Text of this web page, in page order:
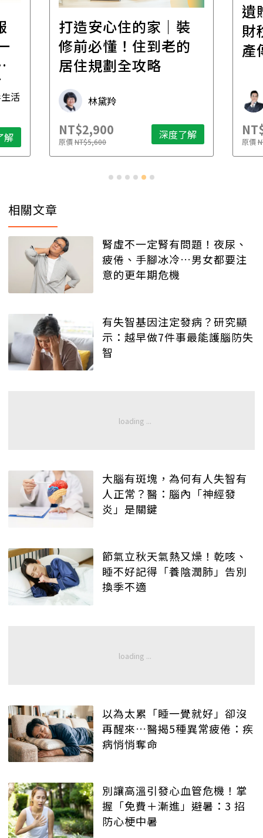
活
解
打造安心住的家｜裝
修前必懂！住到老的
居住規劃全攻略
林黛羚
NT$2,900
原價NT$5,600 深度了解
遺
財
產
原價
相關文章
腎虛不一定腎有問題！夜尿、
疲倦、手腳冰冷…男女都要注
意的更年期危機
有失智基因注定發病？研究顯
示：越早做7件事最能護腦防失
智
大腦有斑塊，為何有人失智有
人正常？醫：腦內「神經發
炎」是關鍵
節氣立秋天氣熱又燥！乾咳、
睡不好記得「養陰潤肺」告別
換季不適
以為太累「睡一覺就好」卻沒
再醒來…醫揭5種異常疲倦：疾
病悄悄奪命
別讓高溫引發心血管危機！掌
握「免費＋漸進」避暑：3 招
防心梗中暑